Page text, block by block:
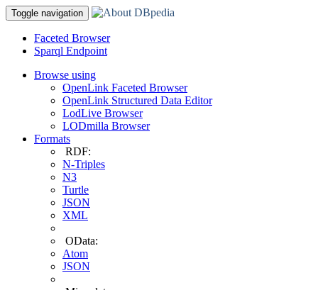
Toggle navigation
Faceted Browser
Sparql Endpoint
Browse using
OpenLink Faceted Browser
OpenLink Structured Data Editor
LodLive Browser
LODmilla Browser
Formats
RDF:
N-Triples
N3
Turtle
JSON
XML
OData:
Atom
JSON